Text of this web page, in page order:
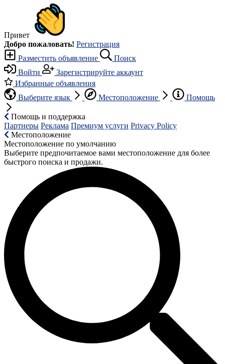
Привет
Добро пожаловать! Регистрация
Разместить объявление
Поиск
Войти
Зарегистрируйте аккаунт
Избранные объявления
Выберите язык
Местоположение Помощь
Помощь и поддержка
Партнеры Реклама Премиум услуги Privacy Policy
Местоположение
Местоположение по умолчанию
Выберите предпочитаемое вами местоположение для более
быстрого поиска и продажи.